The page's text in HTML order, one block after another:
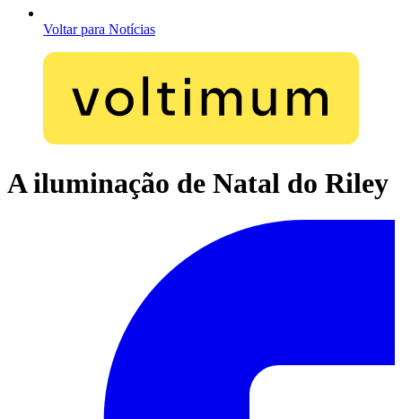
Voltar para Notícias
A iluminação de Natal do Riley